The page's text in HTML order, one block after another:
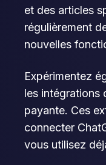
et des articles
régulièrement
nouvelles
Expérimentez
les intégrations
payante. Ces
connecter
vous utilisez